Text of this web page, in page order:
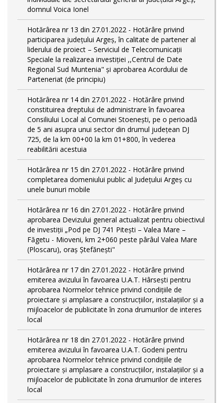
domnul Voica Ionel
Hotărârea nr 13 din 27.01.2022 - Hotărâre privind
participarea județului Argeș, în calitate de partener al
liderului de proiect – Serviciul de Telecomunicații
Speciale la realizarea investiției ,,Centrul de Date
Regional Sud Muntenia" și aprobarea Acordului de
Parteneriat (de principiu)
Hotărârea nr 14 din 27.01.2022 - Hotărâre privind
constituirea dreptului de administrare în favoarea
Consiliului Local al Comunei Stoenești, pe o perioadă
de 5 ani asupra unui sector din drumul județean DJ
725, de la km 00+00 la km 01+800, în vederea
reabilitării acestuia
Hotărârea nr 15 din 27.01.2022 - Hotărâre privind
completarea domeniului public al Judeţului Argeş cu
unele bunuri mobile
Hotărârea nr 16 din 27.01.2022 - Hotărâre privind
aprobarea Devizului general actualizat pentru obiectivul
de investiţii „Pod pe DJ 741 Pitești – Valea Mare –
Făgetu - Mioveni, km 2+060 peste pârâul Valea Mare
(Ploscaru), oraș Ștefănești"
Hotărârea nr 17 din 27.01.2022 - Hotărâre privind
emiterea avizului în favoarea U.A.T. Hârsești pentru
aprobarea Normelor tehnice privind condiţiile de
proiectare şi amplasare a construcţiilor, instalaţiilor şi a
mijloacelor de publicitate în zona drumurilor de interes
local
Hotărârea nr 18 din 27.01.2022 - Hotărâre privind
emiterea avizului în favoarea U.A.T. Godeni pentru
aprobarea Normelor tehnice privind condiţiile de
proiectare şi amplasare a construcţiilor, instalaţiilor şi a
mijloacelor de publicitate în zona drumurilor de interes
local